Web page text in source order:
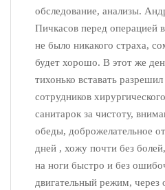
обследование, анализы.
Пичкасов перед операцией
не было никакого страха,
будет хорошо. В этот же
тихонько вставать
сотрудников
санитарок за чистоту,
обеды, доброжелательное
дней , хожу почти без
на ноги быстро и без
двигательный режим, через